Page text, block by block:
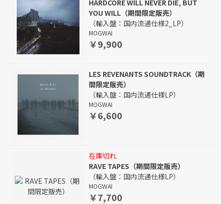
HARDCORE WILL NEVER DIE, BUT
YOU WILL（期間限定販売）
（輸入盤：国内流通仕様2_LP）
MOGWAI
￥9,900
LES REVENANTS SOUNDTRACK（期
間限定販売）
（輸入盤：国内流通仕様LP）
MOGWAI
￥6,600
在庫切れ
RAVE TAPES（期間限定販売）
（輸入盤：国内流通仕様LP）
MOGWAI
￥7,700